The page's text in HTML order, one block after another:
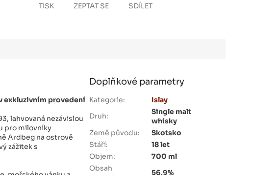
TISK ZEPTAT SE SDÍLET
exkluzivním provedení
lahvovaná nezávislou
pro milovníky
Ardbeg na ostrově
zážitek s
Doplňkové parametry
Kategorie:
Islay
Druh:
Single malt
whisky
Země původu:
Skotsko
Stáří:
18 let
Objem:
700 ml
Obsah
56,9%